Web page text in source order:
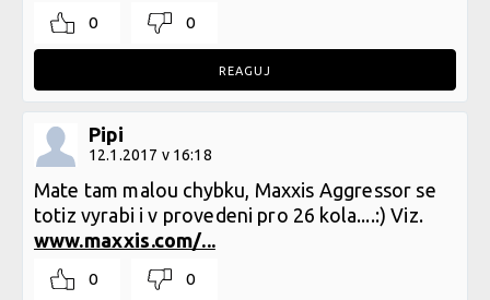
0 0
REAGUJ
Pipi
12.1.2017 v 16:18
Mate tam malou chybku, Maxxis Aggressor se
totiz vyrabi i v provedeni pro 26 kola....:) Viz.
www.maxxis.com/...
0 0